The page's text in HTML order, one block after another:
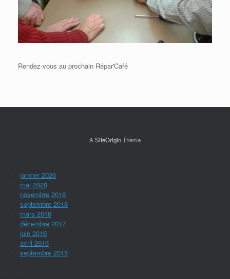
Rendez-vous au prochain Répar'Café
ASiteOriginTheme
janvier 2026
mai 2020
novembre 2018
septembre 2018
mars 2018
décembre 2017
juin 2016
avril 2016
septembre 2015